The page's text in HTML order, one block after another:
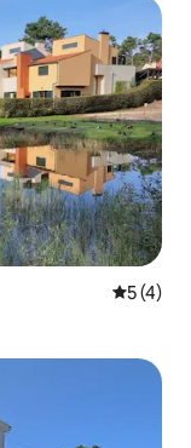
5 (4)